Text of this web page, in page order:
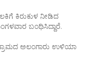
ಕಿರುಕುಳ ನೀಡಿದ
ಬಂಧಿಸಿದ್ದಾರೆ.
ಅಲಂಗಾರು ಉಳಿಯಾ